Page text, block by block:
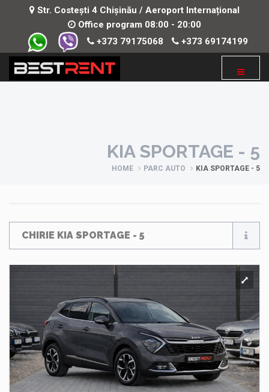
Str. Costești 4 Chișinău / Aeroport Internațional
Office program 08:00 - 20:00
+373 79175068
+373 69174199
KIA SPORTAGE - 5
HOME PARC AUTO KIA SPORTAGE - 5
CHIRIE KIA SPORTAGE - 5